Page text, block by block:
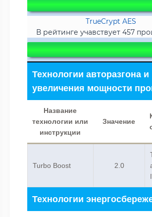
TrueCrypt AES
В рейтинге учавствует 457
Технологии авторазгона и
увеличения мощности
Название
технологии или
инструкции
Значение
Turbo Boost 2.0
Технологии